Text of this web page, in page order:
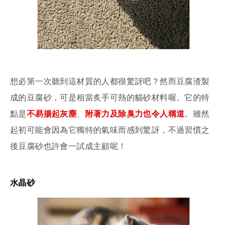
想必第一次聽到這材質的人都很驚訝吧？然而豆腐渣製
成的豆腐砂，可是相當炙手可熱的貓砂材料喔。它的特
點是不易揚起灰塵、 附著力及除臭力也令人稱道。雖然
起初可能會因為它獨特的氣味而感到驚訝，不過習慣之
後豆腐砂也許會一試成主顧呢！
水晶砂